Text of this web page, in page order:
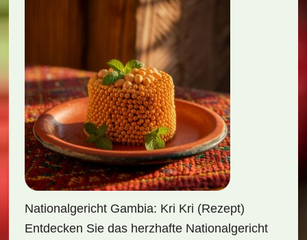
Nationalgericht Gambia: Kri Kri (Rezept)
Entdecken Sie das herzhafte Nationalgericht